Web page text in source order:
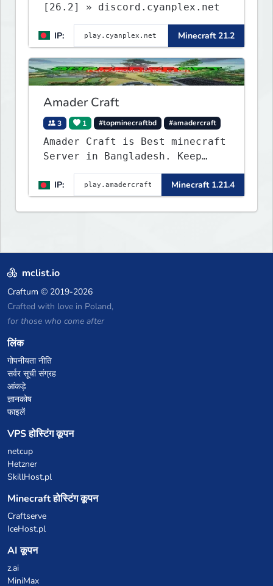
[26.2] » discord.cyanplex.net
IP: Minecraft 21.2
Amader Craft
3 1 #topminecraftbd #amadercraft
Amader Craft is Best minecraft
Server in Bangladesh. Keep
Crafting with Amader Craft,
IP:
Minecraft 1.21.4
mclist.io
Craftum © 2019-2026
Crafted with love in Poland,
for those who come after
लिंक
गोपनीयता नीति
सर्वर सूची संग्रह
आंकड़े
ज्ञानकोष
फाइलें
VPS होस्टिंग कूपन
netcup
Hetzner
SkillHost.pl
Minecraft होस्टिंग कूपन
Craftserve
IceHost.pl
AI कूपन
z.ai
MiniMax